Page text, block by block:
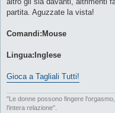
partita. Aguzzate la vista!
Comandi:Mouse
Lingua:Inglese
Gioca a Tagliali Tutti!
"Le donne possono fingere
l'intera relazione".